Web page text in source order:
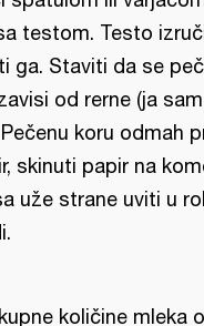
testom. Testo
ga. Staviti da se
od rerne (ja
koru odmah
skinuti papir na
uže strane uviti u
količine mleka